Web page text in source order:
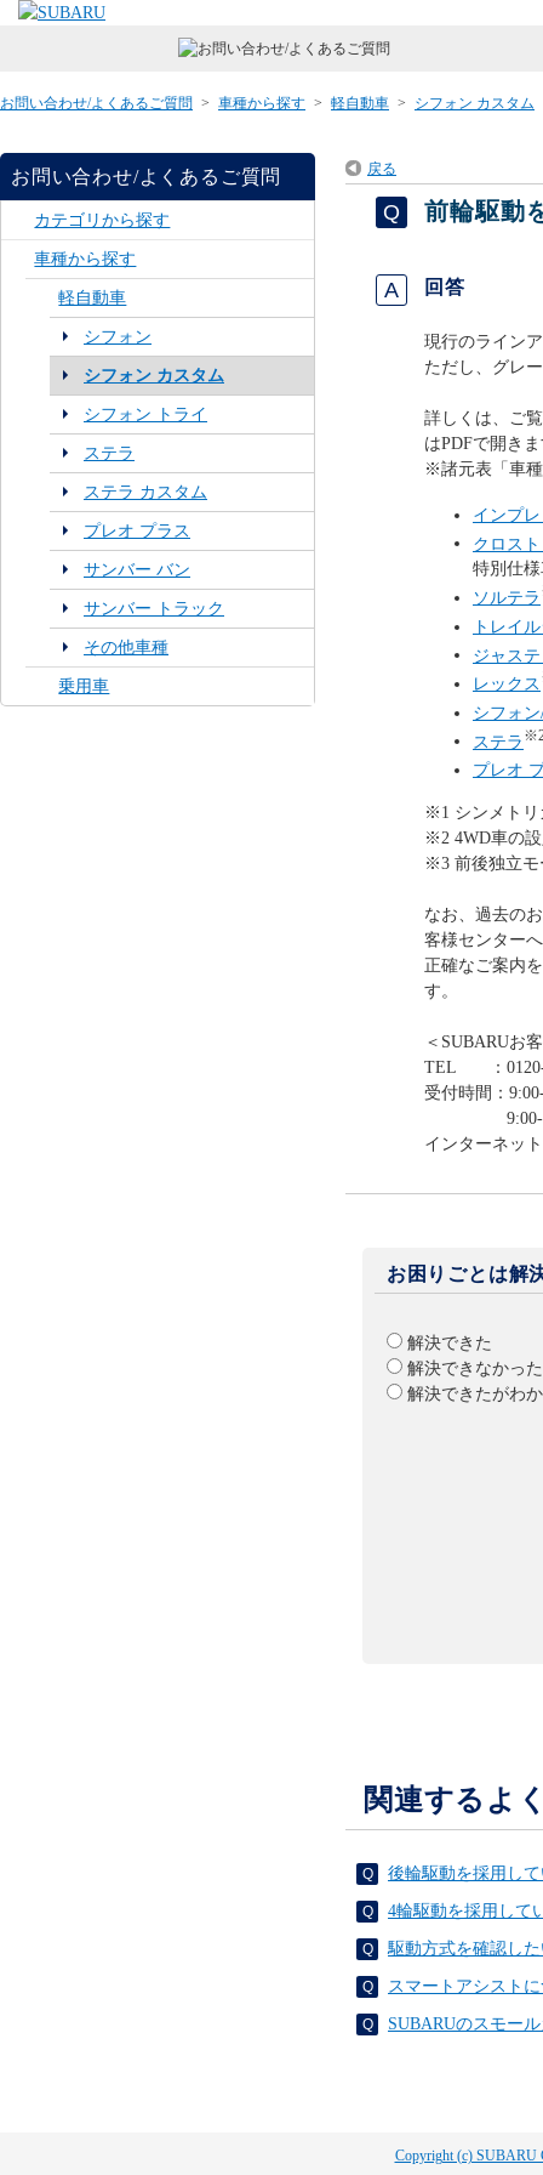
お問い合わせ/よくあるご質問 > 車種から探す > 軽自動車 > シフォン カスタム
お問い合わせ/よくあるご質問
カテゴリから探す
車種から探す
軽自動車
シフォン
シフォン カスタム
シフォン トライ
ステラ
ステラ カスタム
プレオ プラス
サンバー バン
サンバー トラック
その他車種
乗用車
戻る
前輪駆動
回答
現行のライン
ただし、グレ
詳しくは、ご
はPDFで開き
※諸元表「車
インプ
クロス
特別仕
ソルテラ
トレイ
ジャス
レックス
シフォ
ステラ
プレオ
※1 シンメトリ
※2 4WD車の
※3 前後独立モ
なお、過去の
客様センター
正確なご案内
す。
＜SUBARUお
TEL ：0120-
受付時間：
9:00-12:00
インターネッ
お困りごとは解
解決できた
解決できなかった
解決できたがわ
関連するよ
後輪駆動を採用し
4輪駆動を採用して
駆動方式を確認し
スマートアシスト
SUBARUのスモー
Copyright (c) SUBARU